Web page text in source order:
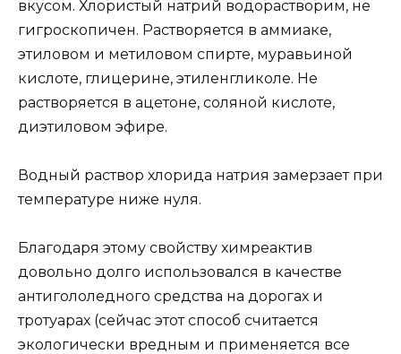
вкусом. Хлористый натрий водорастворим, не
гигроскопичен. Растворяется в аммиаке,
этиловом и метиловом спирте, муравьиной
кислоте, глицерине, этиленгликоле. Не
растворяется в ацетоне, соляной кислоте,
диэтиловом эфире.
Водный раствор хлорида натрия замерзает при
температуре ниже нуля.
Благодаря этому свойству химреактив
довольно долго использовался в качестве
антигололедного средства на дорогах и
тротуарах (сейчас этот способ считается
экологически вредным и применяется все